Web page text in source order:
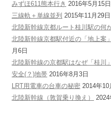
みずほ611熊本行き 2016年5月15日
三線軌＋単線並列 2015年11月29日
北陸新幹線京都ルート桂川駅の何
北陸新幹線京都駅付近の「地上案
月6日
北陸新幹線の京都駅はなぜ「桂川
安全(？)地帯 2016年8月3日
LRT用電車の台車の秘密 2014年10
北陸新幹線（敦賀乗り換え）
2024